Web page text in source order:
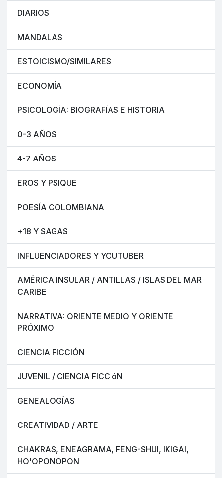
DIARIOS
MANDALAS
ESTOICISMO/SIMILARES
ECONOMÍA
PSICOLOGÍA: BIOGRAFÍAS E HISTORIA
0-3 AÑOS
4-7 AÑOS
EROS Y PSIQUE
POESÍA COLOMBIANA
+18 Y SAGAS
INFLUENCIADORES Y YOUTUBER
AMÉRICA INSULAR / ANTILLAS / ISLAS DEL MAR
CARIBE
NARRATIVA: ORIENTE MEDIO Y ORIENTE
PRÓXIMO
CIENCIA FICCIÓN
JUVENIL / CIENCIA FICCIóN
GENEALOGÍAS
CREATIVIDAD / ARTE
CHAKRAS, ENEAGRAMA, FENG-SHUI, IKIGAI,
HO'OPONOPON